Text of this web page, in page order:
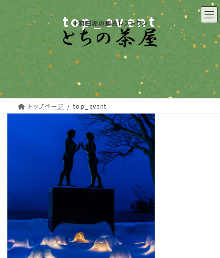
ン
ン
ツ
ッ
プ
ビ
ー
シ
移
動
十和田湖の観光レストラン
top_event
トップページ top_event